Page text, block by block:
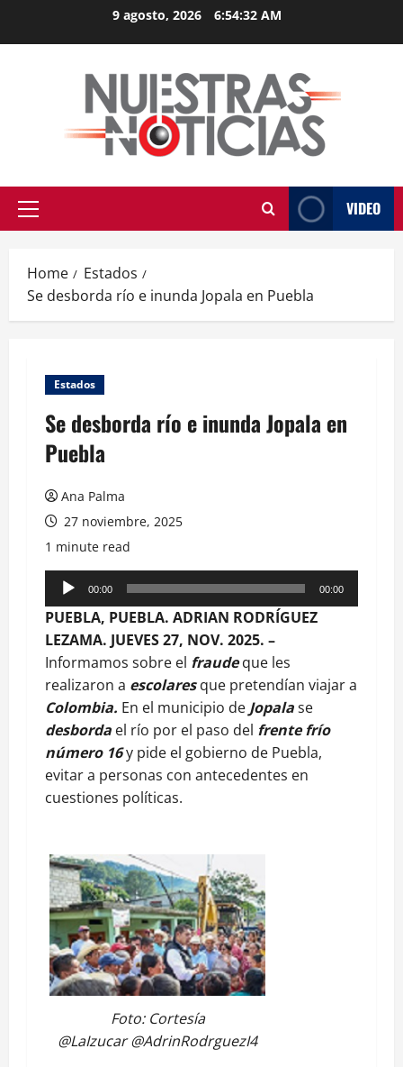
9 agosto, 2026 6:54:33 AM
Primary
VIDEO
Home
Estados
Se desborda río e inunda Jopala en Puebla
Estados
Se desborda río e inunda Jopala en
Puebla
Ana Palma
27 noviembre, 2025
1 minute read
Reproductor
de
audio
00:00 00:00
PUEBLA, PUEBLA. ADRIAN RODRÍGUEZ
LEZAMA. JUEVES 27, NOV. 2025. –
Informamos sobre el fraudeque les
realizaron a escolaresque pretendían viajar a
Colombia. En el municipio de Jopalase
desborda el río por el paso del frente frío
número 16y pide el gobierno de Puebla,
evitar a personas con antecedentes en
cuestiones políticas.
Foto: Cortesía
@LaIzucar @AdrinRodrguezI4